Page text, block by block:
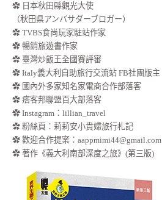
✿ 日本秋田縣觀光大使
（秋田県アンバサダーブロガー）
✿ TVBS食尚玩家駐站作家
✿ 暢銷旅遊書作家
✿ 臺灣炒飯王全國賽評審
✿ Italy義大利自助旅行交流站 FB社團版主
✿ 國內外多家知名家電商合作部落客
✿ 痞客邦聯盟百大部落客
✿ Instagram：lillian_travel
✿ 粉絲頁：莉莉安小貴婦旅行札記
✿ 歡迎合作提案： aappmimi44@gmail.com
✿ 著作《義大利南部深度之旅》(第三版)